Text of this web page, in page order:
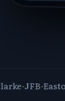
·JFB·Easton·